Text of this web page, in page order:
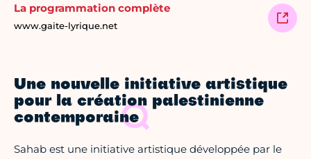
La programmation complète
www.gaite-lyrique.net
Une nouvelle initiative artistique
pour la création palestinienne
contemporaine
Sahab est une initiative artistique développée par le